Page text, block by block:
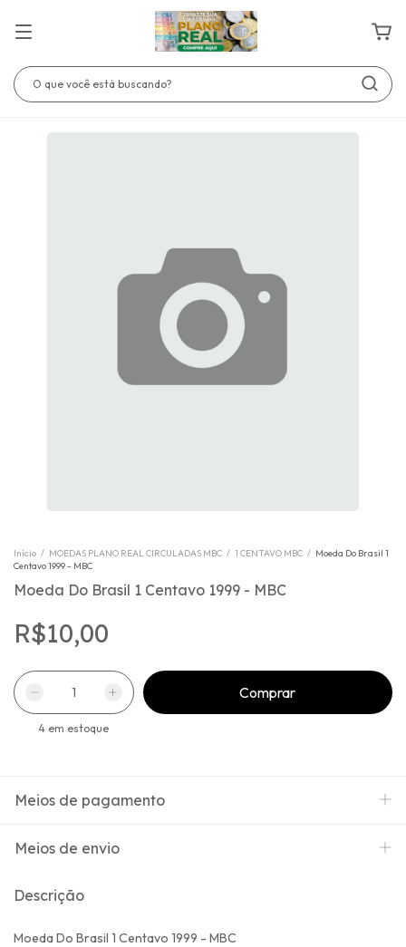
Início / MOEDAS PLANO REAL CIRCULADAS MBC / 1 CENTAVO MBC / Moeda Do Brasil 1
Centavo 1999 - MBC
Moeda Do Brasil 1 Centavo 1999 - MBC
R$10,00
4 em estoque
Meios de pagamento
Meios de envio
Descrição
Moeda Do Brasil 1 Centavo 1999 - MBC